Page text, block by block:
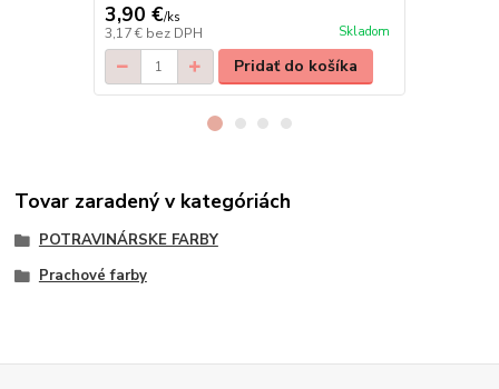
3,90 €/ks
3,17 € bez DPH Skladom
Pridať do košíka
Tovar zaradený v kategóriách
POTRAVINÁRSKE FARBY
Prachové farby